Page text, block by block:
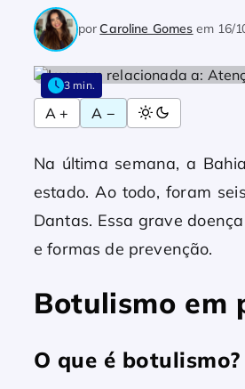
porCaroline Gomes em 16/
3 min.
A + A −
Na última semana, a
estado. Ao todo, foram
Dantas. Essa grave
e formas de prevenção.
Botulismo em
O que é botulismo?